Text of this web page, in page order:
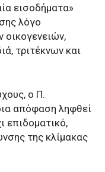
εισοδήματα»
λόγο
οικογενειών,
τριτέκνων και
ο Π.
απόφαση ληφθεί
επιδοματικό,
της κλίμακας